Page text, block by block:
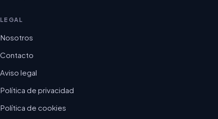
LEGAL
Nosotros
Contacto
Aviso legal
Política de privacidad
Política de cookies